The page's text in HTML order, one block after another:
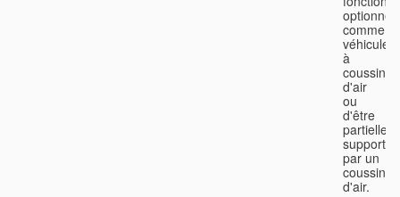
comme
véhicules
à
coussin
d'air
ou
d'être
supportés
par un
coussin
d'air.